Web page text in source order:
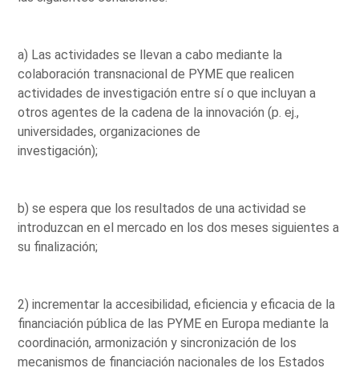
a) Las actividades se llevan a cabo mediante la
colaboración transnacional de PYME que realicen
actividades de investigación entre sí o que incluyan a
otros agentes de la cadena de la innovación (p. ej.,
universidades, organizaciones de
investigación);
b) se espera que los resultados de una actividad se
introduzcan en el mercado en los dos meses siguientes a
su finalización;
2) incrementar la accesibilidad, eficiencia y eficacia de la
financiación pública de las PYME en Europa mediante la
coordinación, armonización y sincronización de los
mecanismos de financiación nacionales de los Estados